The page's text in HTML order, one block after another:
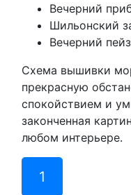
Вечерний
Шильонский
Вечерний
Схема вышивки
прекрасную
спокойствием и
законченная
любом интерьере.
1